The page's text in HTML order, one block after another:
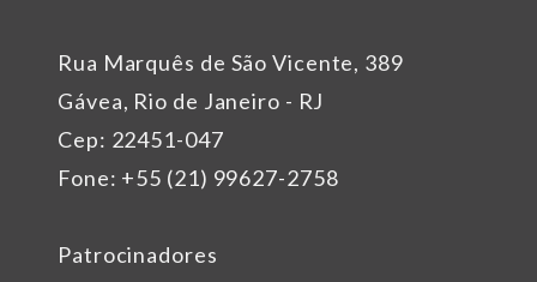
Rua Marquês de São Vicente, 389
Gávea, Rio de Janeiro - RJ
Cep: 22451-047
Fone: +55 (21) 99627-2758
Patrocinadores